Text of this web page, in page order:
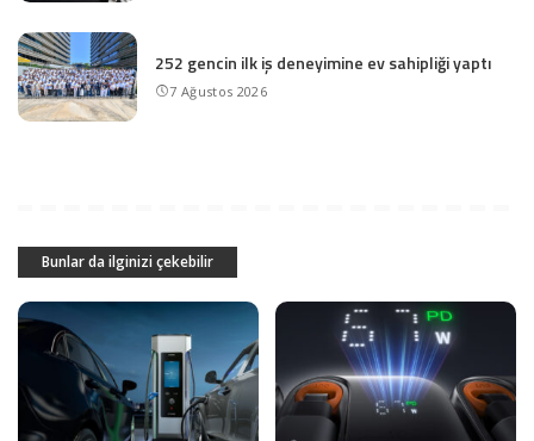
252 gencin ilk iş deneyimine ev sahipliği yaptı
7 Ağustos 2026
Bunlar da ilginizi çekebilir